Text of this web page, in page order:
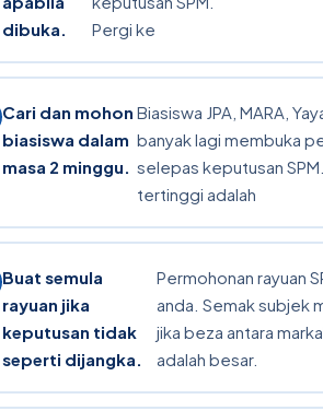
dibuka.
Pergi ke
Cari dan mohon
biasiswa dalam
masa 2 minggu.
Biasiswa JPA, MARA,
banyak lagi membuka
selepas keputusan
tertinggi adalah
Buat semula
rayuan jika
keputusan tidak
seperti dijangka.
Permohonan rayuan
anda. Semak subjek
jika beza antara
adalah besar.